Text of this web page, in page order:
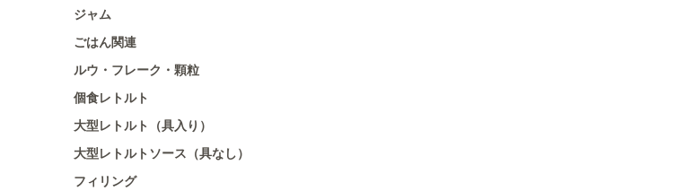
ジャム
ごはん関連
ルウ・フレーク・顆粒
個食レトルト
大型レトルト（具入り）
大型レトルトソース（具なし）
フィリング